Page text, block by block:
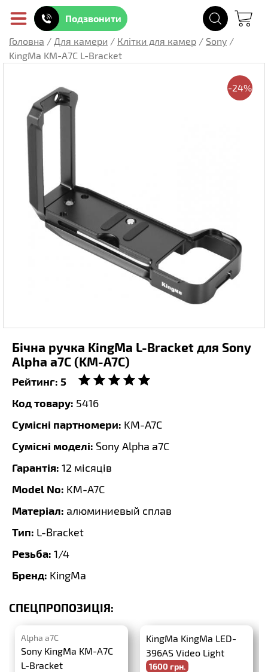
Подзвонити
Головна / Для камери / Клітки для камер / Sony /
KingMa KM-A7C L-Bracket
-24%
Бічна ручка KingMa L-Bracket для Sony
Alpha a7C (KM-A7C)
Рейтинг: 5
Код товару: 5416
Сумісні партномери: KM-A7C
Сумісні моделі: Sony Alpha a7C
Гарантія: 12 місяців
Model No: KM-A7C
Матеріал: алюминиевый сплав
Тип: L-Bracket
Резьба: 1/4
Бренд: KingMa
СПЕЦПРОПОЗИЦІЯ:
Alpha a7C
Sony KingMa KM-A7C
L-Bracket
KingMa KingMa LED-
396AS Video Light
1600 грн.